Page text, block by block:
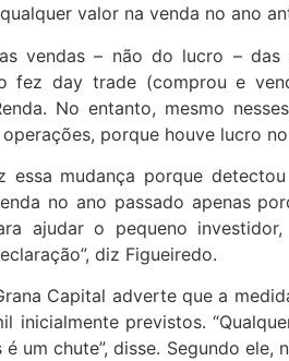
valor na venda no ano
vendas – não do lucro –
fez day trade (comprou e
No entanto, mesmo
porque houve lucro
essa mudança porque
no ano passado apenas
ajudar o pequeno
diz Figueiredo.
Capital adverte que a
inicialmente previstos.
um chute”, disse. Segundo